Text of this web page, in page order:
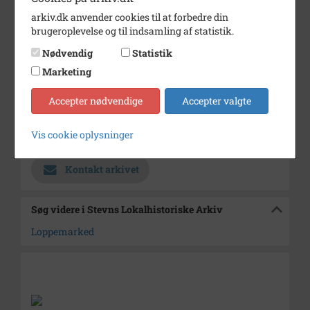
Dateringsnote
1994-1995
Fotograf
Størrelse
Materiale
s/h positiv
Se på kort
Arkiv
Kontakt arkivet
Søg videre i Stevns Lokalhistoriske Arkiv
Loppemarked
arkiv.dk anvender cookies til at forbedre din
brugeroplevelse og til indsamling af statistik.
Nødvendig
Statistik
Marketing
Accepter nødvendige Accepter valgte
Vis cookie oplysninger